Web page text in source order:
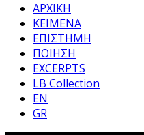
ΑΡΧΙΚΗ
ΚΕΙΜΕΝΑ
ΕΠΙΣΤΗΜΗ
ΠΟΙΗΣΗ
EXCERPTS
LB Collection
EN
GR